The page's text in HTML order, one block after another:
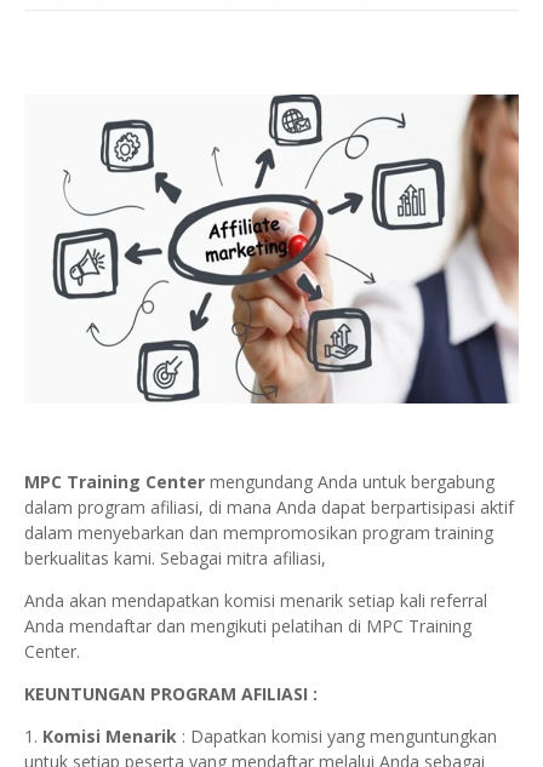
MPC Training Center mengundang Anda untuk bergabung
dalam program afiliasi, di mana Anda dapat berpartisipasi aktif
dalam menyebarkan dan mempromosikan program training
berkualitas kami. Sebagai mitra afiliasi,
Anda akan mendapatkan komisi menarik setiap kali referral
Anda mendaftar dan mengikuti pelatihan di MPC Training
Center.
KEUNTUNGAN PROGRAM AFILIASI :
1. Komisi Menarik : Dapatkan komisi yang menguntungkan
untuk setiap peserta yang mendaftar melalui Anda sebagai